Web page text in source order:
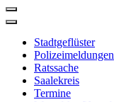
Stadtgeflüster
Polizeimeldungen
Ratssache
Saalekreis
Termine